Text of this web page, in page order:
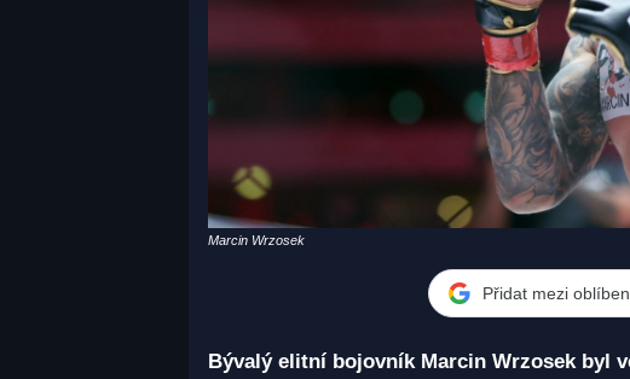
Marcin Wrzosek
Přidat mezi
Bývalý elitní bojovník Marcin Wrzosek byl